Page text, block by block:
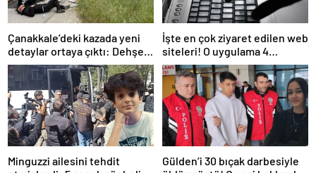
Çanakkale’deki kazada yeni
detaylar ortaya çıktı: Dehşet
kamyonunun suç dosyası
kabarık!
İşte en çok ziyaret edilen web
siteleri! O uygulama 4
basamak birden yükseldi: İlk
sırada…
Minguzzi ailesini tehdit
Gülden’i 30 bıçak darbesiyle